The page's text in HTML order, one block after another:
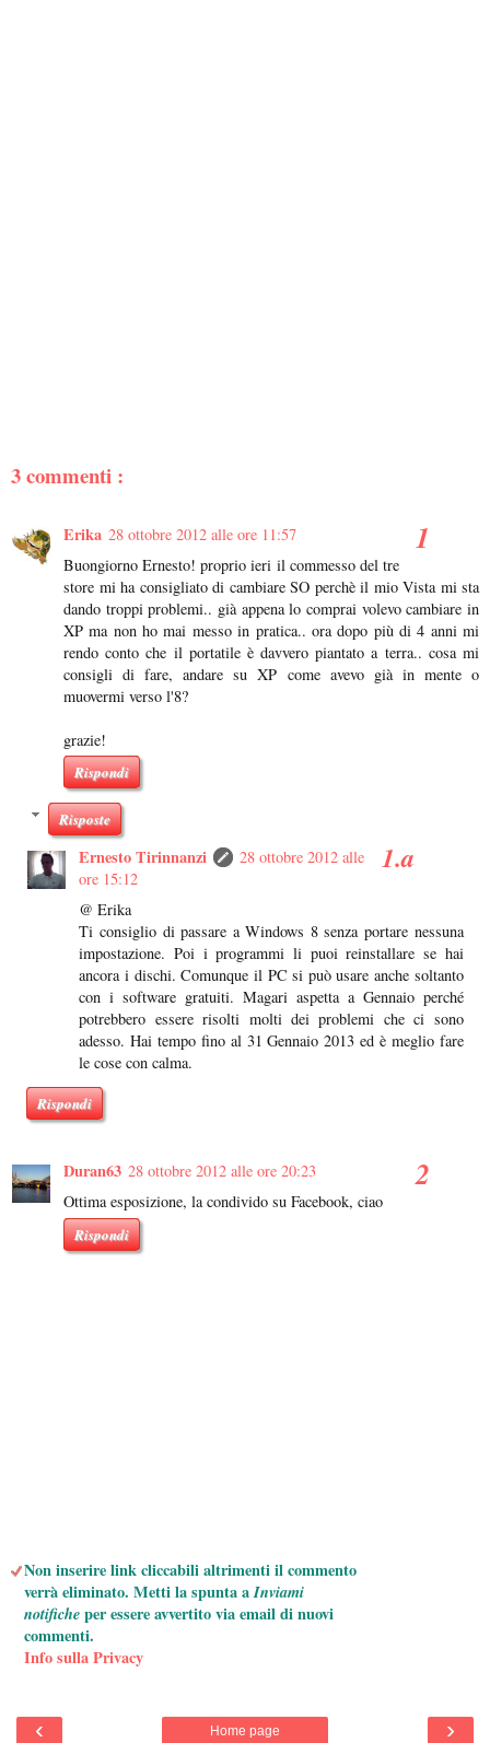
3 commenti :
Erika 28 ottobre 2012 alle ore 11:57
Buongiorno Ernesto! proprio ieri il commesso del tre
store mi ha consigliato di cambiare SO perchè il mio Vista mi sta
dando troppi problemi.. già appena lo comprai volevo cambiare in
XP ma non ho mai messo in pratica.. ora dopo più di 4 anni mi
rendo conto che il portatile è davvero piantato a terra.. cosa mi
consigli di fare, andare su XP come avevo già in mente o
muovermi verso l'8?
grazie!
Rispondi
Risposte
Ernesto Tirinnanzi
28 ottobre 2012 alle
ore 15:12
@ Erika
Ti consiglio di passare a Windows 8 senza portare nessuna
impostazione. Poi i programmi li puoi reinstallare se hai
ancora i dischi. Comunque il PC si può usare anche soltanto
con i software gratuiti. Magari aspetta a Gennaio perché
potrebbero essere risolti molti dei problemi che ci sono
adesso. Hai tempo fino al 31 Gennaio 2013 ed è meglio fare
le cose con calma.
Rispondi
Duran63 28 ottobre 2012 alle ore 20:23
Ottima esposizione, la condivido su Facebook, ciao
Rispondi
Non inserire link cliccabili altrimenti il commento
verrà eliminato. Metti la spunta aInviami
notificheper essere avvertito via email di nuovi
commenti.
Info sulla Privacy
‹ ›
Home page